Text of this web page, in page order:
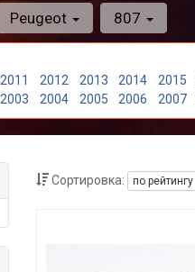
2011 2012 2013 2014 2015
2003 2004 2005 2006 2007
Peugeot 807
Сортировка: по рейтингу